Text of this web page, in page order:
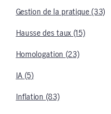
Gestion de la pratique (33)
Hausse des taux (15)
Homologation (23)
IA (5)
Inflation (83)